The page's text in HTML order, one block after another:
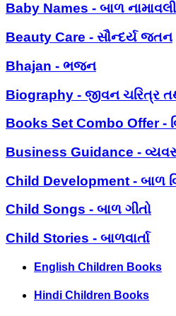
Baby Names - બાળ નામાવલી
Beauty Care - સૌન્દર્ય જતન
Bhajan - ભજન
Biography - જીવન ચરિત્ર
Books Set Combo Offer -
Business Guidance -
Child Development - બાળ
Child Songs - બાળ ગીતો
Child Stories - બાળવાર્તા
English Children Books
Hindi Children Books